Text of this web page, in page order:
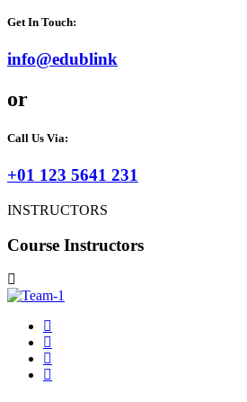
Get In Touch:
info@edublink
or
Call Us Via:
+01 123 5641 231
INSTRUCTORS
Course Instructors